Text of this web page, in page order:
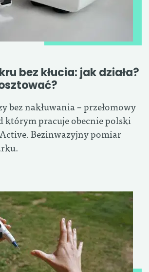
bez kłucia: jak działa?
bez nakłuwania – przełomowy
którym pracuje obecnie polski
Bezinwazyjny pomiar